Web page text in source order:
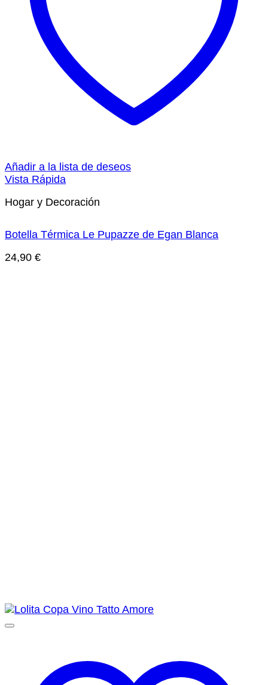
Añadir a la lista de deseos
Vista Rápida
Hogar y Decoración
Botella Térmica Le Pupazze de Egan Blanca
24,90 €